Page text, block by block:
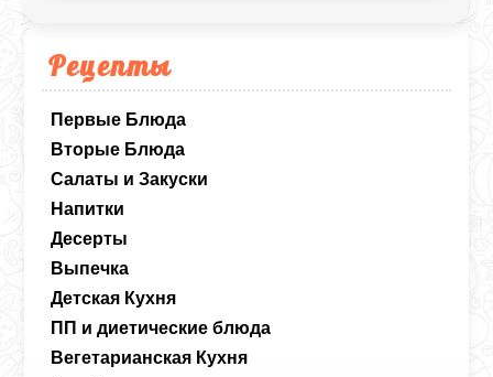
Рецепты
Первые Блюда
Вторые Блюда
Салаты и Закуски
Напитки
Десерты
Выпечка
Детская Кухня
ПП и диетические блюда
Вегетарианская Кухня